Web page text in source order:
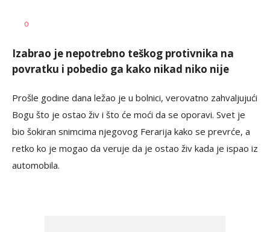
AUTOR
0
Izabrao je nepotrebno teškog protivnika na
povratku i pobedio ga kako nikad niko nije
Prošle godine dana ležao je u bolnici, verovatno zahvaljujući
Bogu što je ostao živ i što će moći da se oporavi. Svet je
bio šokiran snimcima njegovog Ferarija kako se prevrće, a
retko ko je mogao da veruje da je ostao živ kada je ispao iz
automobila.